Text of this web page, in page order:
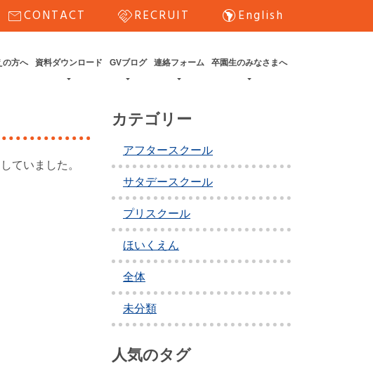
mailCONTACT handshakeRECRUIT south_americaEnglish
の方へ 資料ダウンロード GVブログ 連絡フォーム 卒園生のみなさまへ
ていました。
カテゴリー
アフタースクール
サタデースクール
プリスクール
ほいくえん
全体
未分類
人気のタグ